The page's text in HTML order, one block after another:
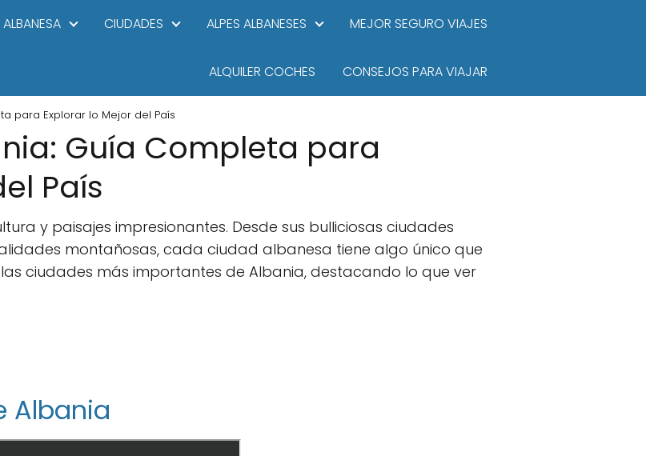
CIUDADES ALPES ALBANESES MEJOR SEGURO VIAJES
ALQUILER COCHES CONSEJOS PARA VIAJAR
para Explorar lo Mejor del País
Guía Completa para
País
y paisajes impresionantes. Desde sus bulliciosas ciudades
montañosas, cada ciudad albanesa tiene algo único que
ciudades más importantes de Albania, destacando lo que ver
Albania